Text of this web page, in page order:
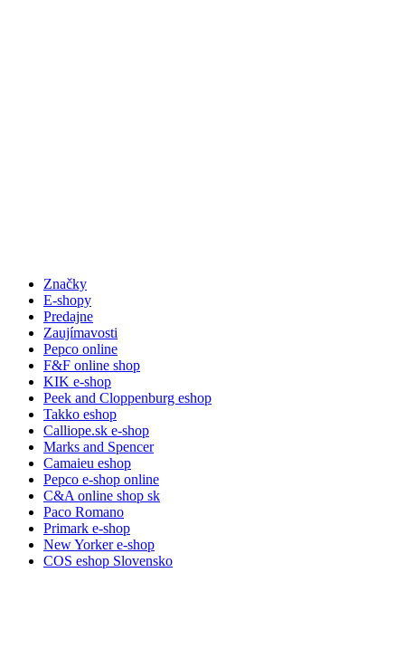
Značky
E-shopy
Predajne
Zaujímavosti
Pepco online
F&F online shop
KIK e-shop
Peek and Cloppenburg eshop
Takko eshop
Calliope.sk e-shop
Marks and Spencer
Camaieu eshop
Pepco e-shop online
C&A online shop sk
Paco Romano
Primark e-shop
New Yorker e-shop
COS eshop Slovensko